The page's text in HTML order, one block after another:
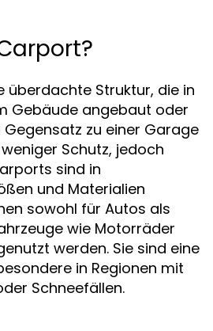
überdachte Struktur, die in
Gebäude angebaut oder
zu einer Garage
Schutz, jedoch
sind in
und Materialien
sowohl für Autos als
wie Motorräder
werden. Sie sind eine
in Regionen mit
Schneefällen.